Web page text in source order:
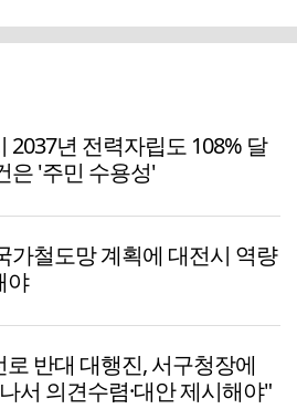
2037년 전력자립도 108% 달
은 '주민 수용성'
가철도망 계획에 대전시 역량
야
로 반대 대행진, 서구청장에
서 의견수렴·대안 제시해야"